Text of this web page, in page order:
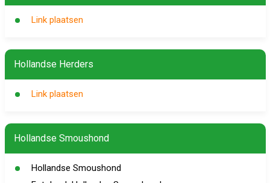
Link plaatsen
Hollandse Herders
Link plaatsen
Hollandse Smoushond
Hollandse Smoushond